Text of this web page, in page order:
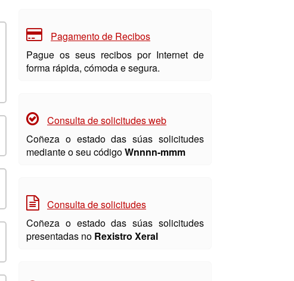
Pagamento de Recibos
Pague os seus recibos por Internet de
forma rápida, cómoda e segura.
Consulta de solicitudes web
Coñeza o estado das súas solicitudes
mediante o seu códigoWnnnn-mmm
Consulta de solicitudes
Coñeza o estado das súas solicitudes
presentadas no Rexistro Xeral